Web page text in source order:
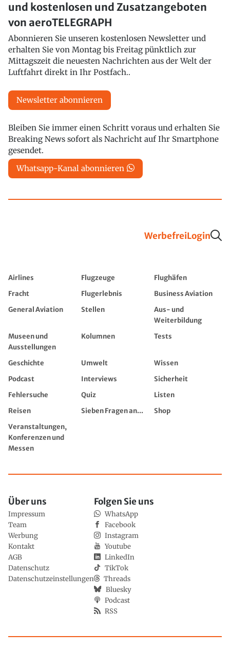
und kostenlosen und Zusatzangeboten
von aeroTELEGRAPH
Abonnieren Sie unseren kostenlosen Newsletter und
erhalten Sie von Montag bis Freitag pünktlich zur
Mittagszeit die neuesten Nachrichten aus der Welt der
Luftfahrt direkt in Ihr Postfach..
Newsletter abonnieren
Bleiben Sie immer einen Schritt voraus und erhalten Sie
Breaking News sofort als Nachricht auf Ihr Smartphone
gesendet.
Whatsapp-Kanal abonnieren
WerbefreiLogin
Airlines Flugzeuge
Flughäfen
Fracht
Flugerlebnis
Business Aviation
General Aviation
Stellen
Aus- und
Weiterbildung
Museen und
Ausstellungen
Kolumnen Tests
Geschichte Umwelt
Wissen
Podcast
Interviews
Sicherheit
Fehlersuche
Quiz
Listen
Reisen
Sieben Fragen an...
Shop
Veranstaltungen,
Konferenzen und
Messen
Über uns
Impressum
Team
Werbung
Kontakt
AGB
Datenschutz
Datenschutzeinstellungen
Folgen Sie uns
WhatsApp
Facebook
Instagram
Youtube
LinkedIn
TikTok
Threads
Bluesky
Podcast
RSS